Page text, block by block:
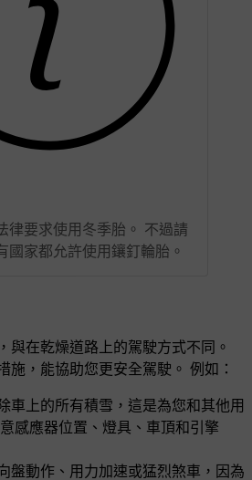
律要求使用冬季胎。 不過請
國家都允許使用鑲釘輪胎。
與在乾燥道路上的駕駛方式不同。
施，能協助您更安全駕駛。 例如：
車上的所有積雪，這是為您和其他用
感應器位置、燈具、車頂和引擎
盤動作、用力加速或猛烈煞車，因為